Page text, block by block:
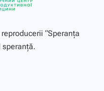
“Speranţa
speranță.